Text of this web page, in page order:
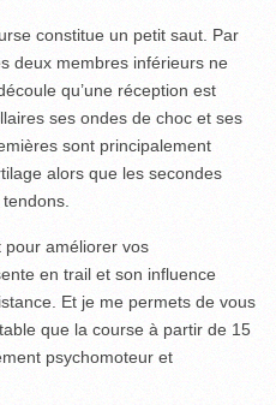
constitue un petit saut. Par
deux membres inférieurs ne
qu’une réception est
ses ondes de choc et ses
sont principalement
alors que les secondes
pour améliorer vos
en trail et son influence
Et je me permets de vous
que la course à partir de 15
psychomoteur et